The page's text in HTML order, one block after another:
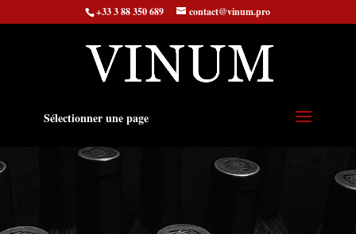
+33 3 88 350 689 contact@vinum.pro
Sélectionner une page